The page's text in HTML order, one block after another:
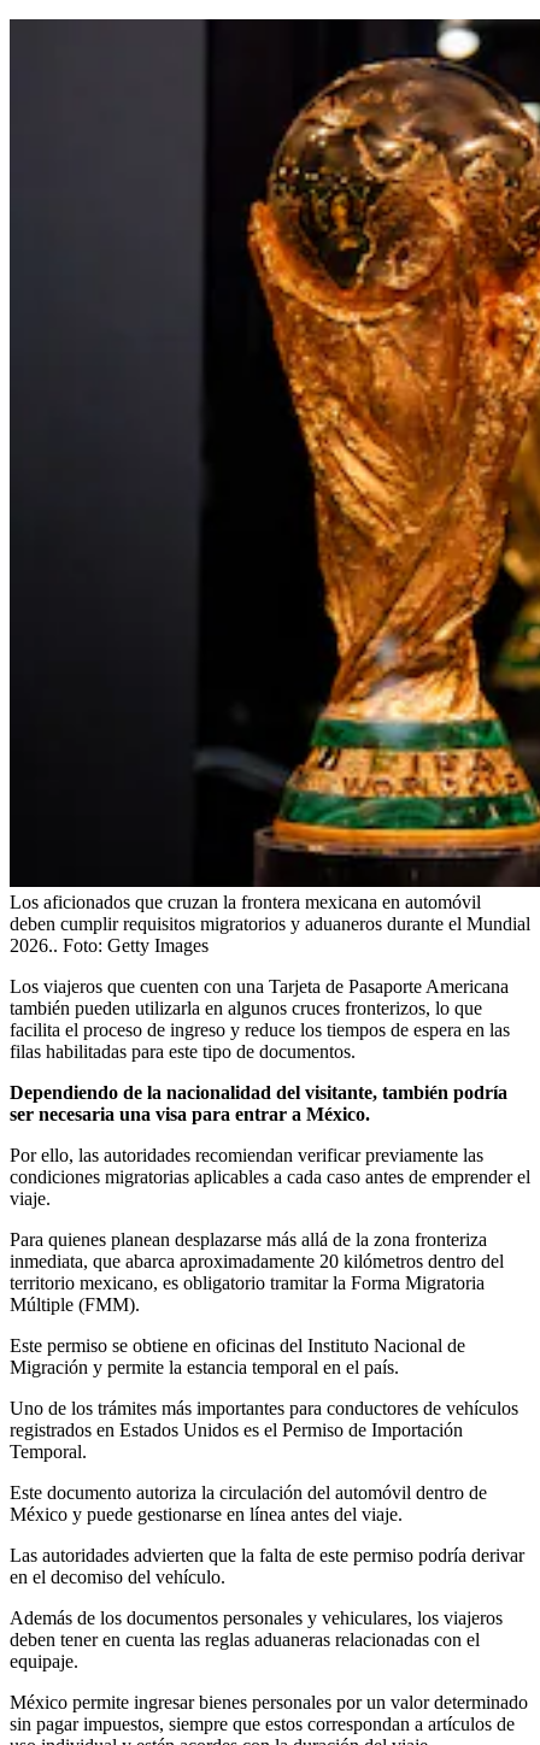
Los aficionados que cruzan la frontera mexicana en automóvil
deben cumplir requisitos migratorios y aduaneros durante el Mundial
2026.. Foto: Getty Images
Los viajeros que cuenten con una Tarjeta de Pasaporte Americana
también pueden utilizarla en algunos cruces fronterizos, lo que
facilita el proceso de ingreso y reduce los tiempos de espera en las
filas habilitadas para este tipo de documentos.
Dependiendo de la nacionalidad del visitante, también podría
ser necesaria una visa para entrar a México.
Por ello, las autoridades recomiendan verificar previamente las
condiciones migratorias aplicables a cada caso antes de emprender el
viaje.
Para quienes planean desplazarse más allá de la zona fronteriza
inmediata, que abarca aproximadamente 20 kilómetros dentro del
territorio mexicano, es obligatorio tramitar la Forma Migratoria
Múltiple (FMM).
Este permiso se obtiene en oficinas del Instituto Nacional de
Migración y permite la estancia temporal en el país.
Uno de los trámites más importantes para conductores de vehículos
registrados en Estados Unidos es el Permiso de Importación
Temporal.
Este documento autoriza la circulación del automóvil dentro de
México y puede gestionarse en línea antes del viaje.
Las autoridades advierten que la falta de este permiso podría derivar
en el decomiso del vehículo.
Además de los documentos personales y vehiculares, los viajeros
deben tener en cuenta las reglas aduaneras relacionadas con el
equipaje.
México permite ingresar bienes personales por un valor determinado
sin pagar impuestos, siempre que estos correspondan a artículos de